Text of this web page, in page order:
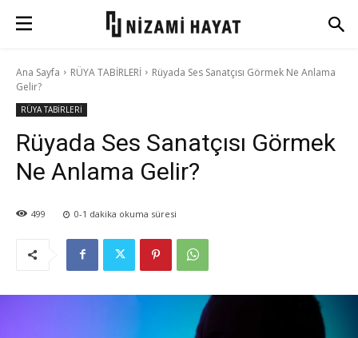
Ana Sayfa RÜYA TABİRLERİ
Rüyada Ses Sanatçısı Görmek Ne Anlama
Gelir?
RÜYA TABİRLERİ
Rüyada Ses Sanatçısı Görmek
Ne Anlama Gelir?
499 0-1 dakika okuma süresi